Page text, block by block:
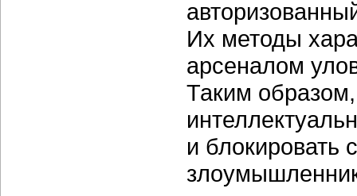
Их методы
арсеналом
Таким
и